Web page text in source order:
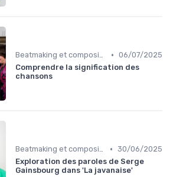
Beatmaking et composition • 06/07/2025
Comprendre la signification des
chansons
Beatmaking et composition • 30/06/2025
Exploration des paroles de Serge
Gainsbourg dans 'La javanaise'